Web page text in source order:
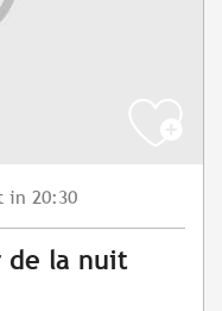
in 20:30
de la nuit